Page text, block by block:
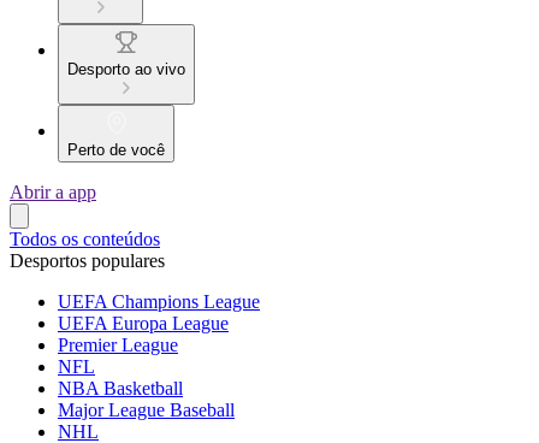
Desporto ao vivo
Perto de você
Abrir a app
Todos os conteúdos
Desportos populares
UEFA Champions League
UEFA Europa League
Premier League
NFL
NBA Basketball
Major League Baseball
NHL